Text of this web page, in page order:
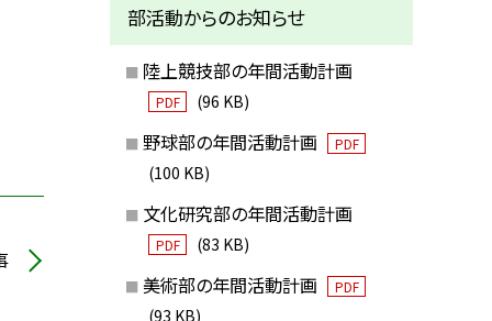
部活動からのお知らせ
陸上競技部の年間活動計画
PDF (96 KB)
野球部の年間活動計画 PDF
(100 KB)
文化研究部の年間活動計画
PDF (83 KB)
美術部の年間活動計画 PDF
(93 KB)